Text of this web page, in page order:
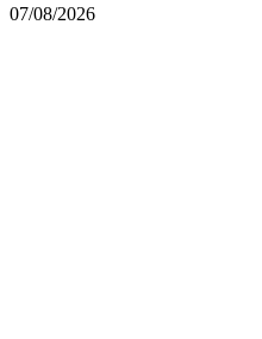
07/08/2026